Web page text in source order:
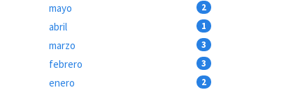
mayo 2
abril 1
marzo 3
febrero 3
enero 2